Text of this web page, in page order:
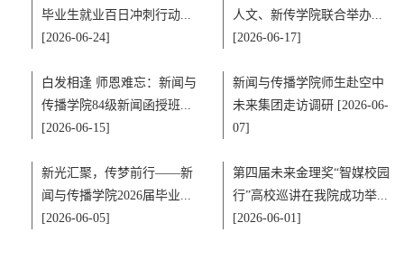
毕业生就业百日冲刺行动...
[2026-06-24]
人文、新传学院联合举办...
[2026-06-17]
白发相逢 师恩难忘：新闻与
传播学院84级新闻函授班...
[2026-06-15]
新闻与传播学院师生赴空中
未来集团走访调研 [2026-06-
07]
新光汇聚，传梦前行——新
闻与传播学院2026届毕业...
[2026-06-05]
第四届未来金理奖“智媒校园
行”高校巡讲在我院成功举...
[2026-06-01]